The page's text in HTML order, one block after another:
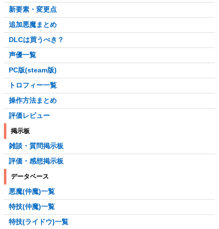
新要素・変更点
追加悪魔まとめ
DLCは買うべき？
声優一覧
PC版(steam版)
トロフィー一覧
操作方法まとめ
評価レビュー
掲示板
雑談・質問掲示板
評価・感想掲示板
データベース
悪魔(仲魔)一覧
特技(仲魔)一覧
特技(ライドウ)一覧